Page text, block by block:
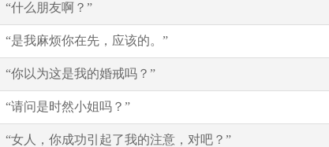
“什么朋友啊？”
“是我麻烦你在先，应该的。”
“你以为这是我的婚戒吗？”
“请问是时然小姐吗？”
“女人，你成功引起了我的注意，对吧？”